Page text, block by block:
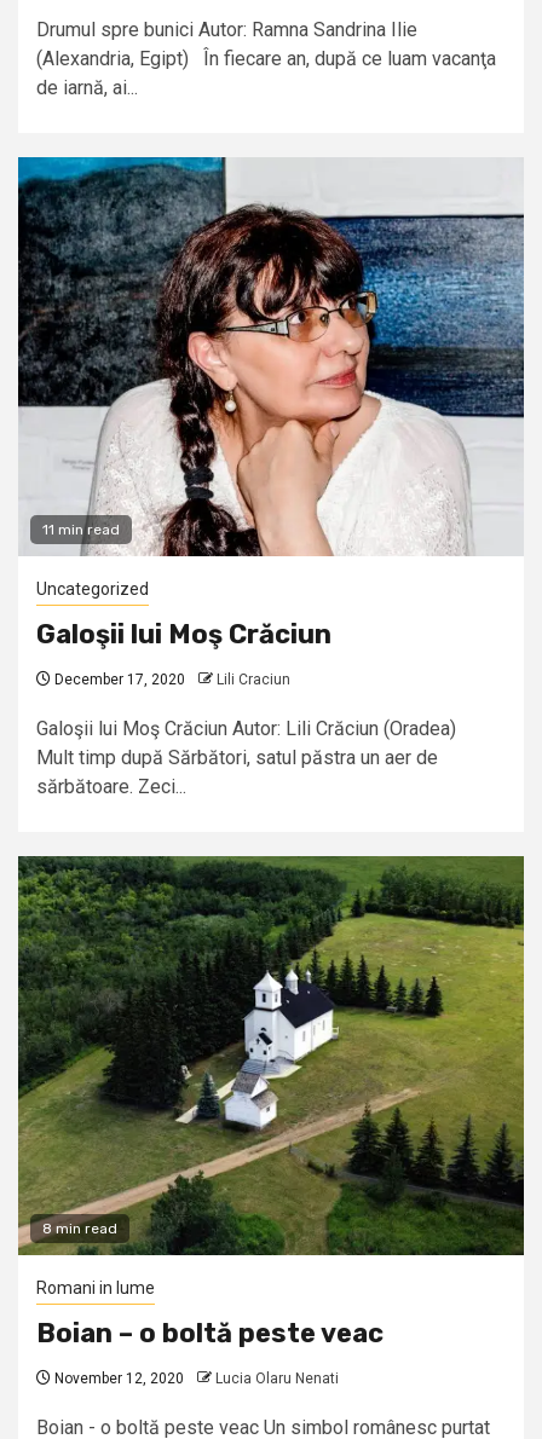
Drumul spre bunici Autor: Ramna Sandrina Ilie
(Alexandria, Egipt) În fiecare an, după ce luam vacanţa
de iarnă, ai...
11 min read
Uncategorized
Galoşii lui Moş Crăciun
December 17, 2020 Lili Craciun
Galoşii lui Moş Crăciun Autor: Lili Crăciun (Oradea)
Mult timp după Sărbători, satul păstra un aer de
sărbătoare. Zeci...
8 min read
Romani in lume
Boian – o boltă peste veac
November 12, 2020 Lucia Olaru Nenati
Boian - o boltă peste veac Un simbol românesc purtat